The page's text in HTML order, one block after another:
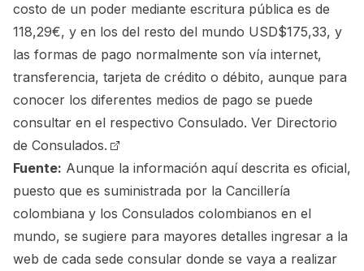
costo de un poder mediante escritura pública es de
118,29€, y en los del resto del mundo USD$175,33, y
las formas de pago normalmente son vía internet,
transferencia, tarjeta de crédito o débito, aunque para
conocer los diferentes medios de pago se puede
consultar en el respectivo Consulado. Ver Directorio
de Consulados.
Fuente: Aunque la información aquí descrita es oficial,
puesto que es suministrada por la Cancillería
colombiana y los Consulados colombianos en el
mundo, se sugiere para mayores detalles ingresar a la
web de cada sede consular donde se vaya a realizar